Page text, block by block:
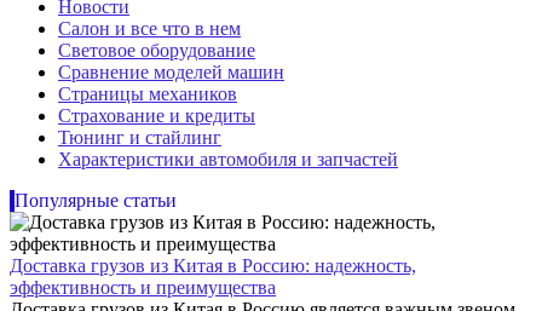
Новости
Салон и все что в нем
Световое оборудование
Сравнение моделей машин
Страницы механиков
Страхование и кредиты
Тюнинг и стайлинг
Характеристики автомобиля и запчастей
Популярные статьи
Доставка грузов из Китая в Россию: надежность,
эффективность и преимущества